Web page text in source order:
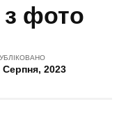
фото
Серпня, 2023